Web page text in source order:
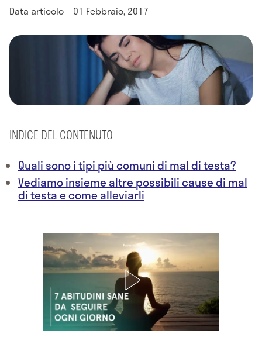
Data articolo – 01 Febbraio, 2017
INDICE DEL CONTENUTO
Quali sono i tipi più comuni di mal di testa?
Vediamo insieme altre possibili cause di mal
di testa e come alleviarli